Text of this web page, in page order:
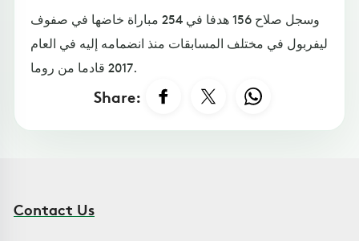
وسجل صلاح 156 هدفا في 254 مباراة خاضها في صفوف
ليفربول في مختلف المسابقات منذ انضمامه إليه في العام
2017 قادما من روما.
Share:
Contact Us